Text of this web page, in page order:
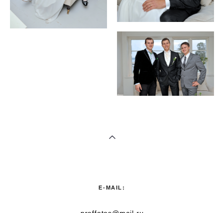
E-MAIL: